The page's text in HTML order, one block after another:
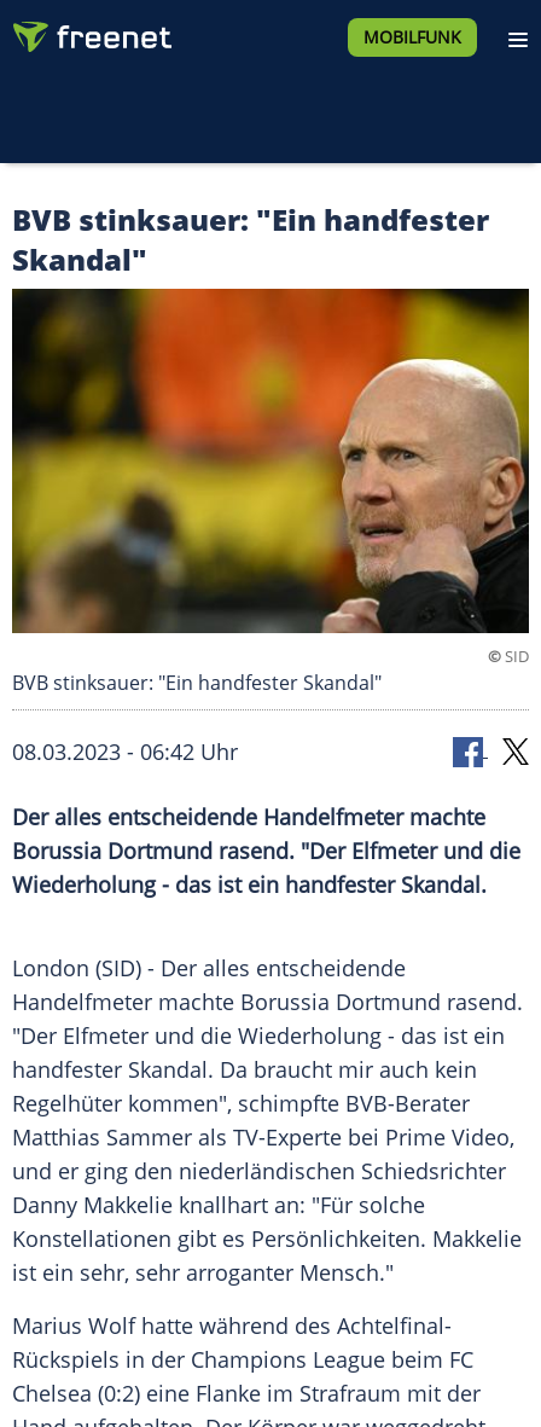
MOBILFUNK
BVB stinksauer: "Ein handfester
Skandal"
©SID
BVB stinksauer: "Ein handfester Skandal"
08.03.2023 - 06:42 Uhr
Der alles entscheidende Handelfmeter machte
Borussia Dortmund rasend. "Der Elfmeter und die
Wiederholung - das ist ein handfester Skandal.
London (SID) - Der alles entscheidende
Handelfmeter machte Borussia Dortmund rasend.
"Der Elfmeter und die Wiederholung - das ist ein
handfester Skandal. Da braucht mir auch kein
Regelhüter kommen", schimpfte BVB-Berater
Matthias Sammer als TV-Experte bei Prime Video,
und er ging den niederländischen Schiedsrichter
Danny Makkelie knallhart an: "Für solche
Konstellationen gibt es Persönlichkeiten. Makkelie
ist ein sehr, sehr arroganter Mensch."
Marius Wolf hatte während des Achtelfinal-
Rückspiels in der Champions League beim FC
Chelsea (0:2) eine Flanke im Strafraum mit der